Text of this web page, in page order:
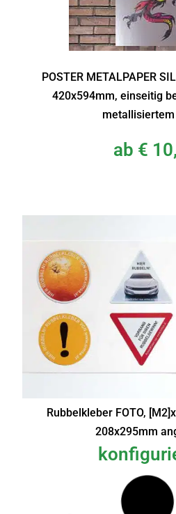
POSTER METALPAPER
420x594mm, einseitig
ab €
Rubbelkleber FOTO,
208x295mm